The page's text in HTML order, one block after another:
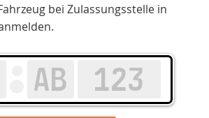
bei Zulassungsstelle in